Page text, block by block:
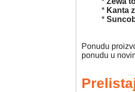
* Kanta
*
Ponudu
ponudu u